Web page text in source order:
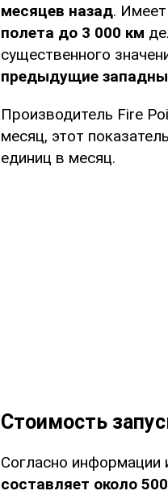
месяцев назад.
полета до 3 000 км
существенного
предыдущие
Производитель Fire
месяц, этот
единиц в месяц.
Стоимость
Согласно информации
составляет около